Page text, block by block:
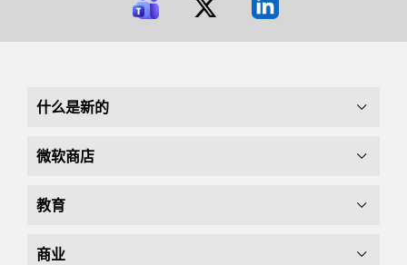
什么是新的
微软商店
教育
商业